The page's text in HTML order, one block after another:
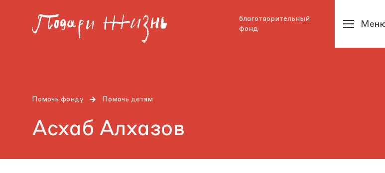
благотворительный
фонд
Помочь фонду Помочь детям
Асхаб Алхазов